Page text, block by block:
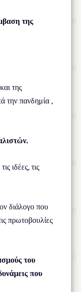
της
της
την πανδημία ,
ιδέες, τις
διάλογο που
πρωτοβουλίες
του
που